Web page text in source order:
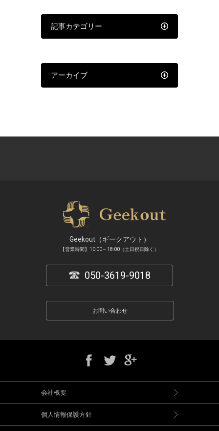
記事カテゴリー
アーカイブ
Geekout（ギークアウト）
【営業時間】10:00～18:00（土日祝日除く）
050-3619-9018
お問い合わせ
会社概要
個人情報保護方針